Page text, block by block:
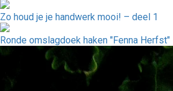
Zo houd je je handwerk mooi! – deel 1
Ronde omslagdoek haken "Fenna Herfst"